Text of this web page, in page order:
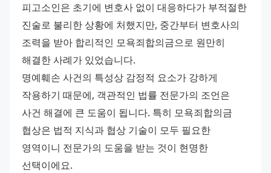
피고소인은 초기에 변호사 없이 대응하다가 부적절한
진술로 불리한 상황에 처했지만, 중간부터 변호사의
조력을 받아 합리적인 모욕죄합의금으로 원만히
해결한 사례가 있었습니다.
명예훼손 사건의 특성상 감정적 요소가 강하게
작용하기 때문에, 객관적인 법률 전문가의 조언은
사건 해결에 큰 도움이 됩니다. 특히 모욕죄합의금
협상은 법적 지식과 협상 기술이 모두 필요한
영역이니 전문가의 도움을 받는 것이 현명한
선택이에요.